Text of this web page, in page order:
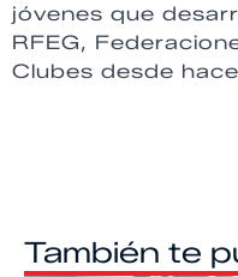
jóvenes que
RFEG,
Clubes desde
También te